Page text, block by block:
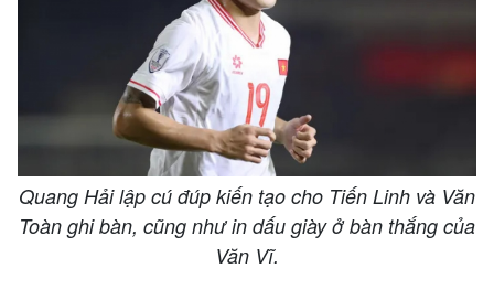
Quang Hải lập cú đúp kiến tạo cho Tiến Linh và Văn
Toàn ghi bàn, cũng như in dấu giày ở bàn thắng của
Văn Vĩ.